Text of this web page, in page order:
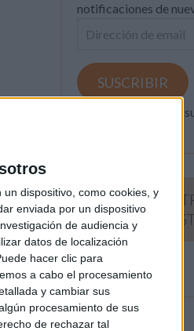
dispositivo, como cookies, y
enviada por un dispositivo
de audiencia y
datos de localización
hacer clic para
a cabo el procesamiento
y cambiar sus
procesamiento de sus
de rechazar tal
notificaciones de
Dirección
email
SUSCRIBIR
Únete a otros 371K
SIGUE
EN